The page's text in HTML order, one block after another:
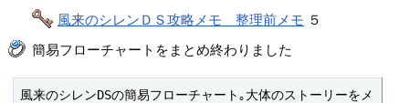
風来のシレンＤＳ攻略メモ 整理前メモ ５
簡易フローチャートをまとめ終わりました
風来のシレンDSの簡易フローチャート｡大体のストーリーをメ